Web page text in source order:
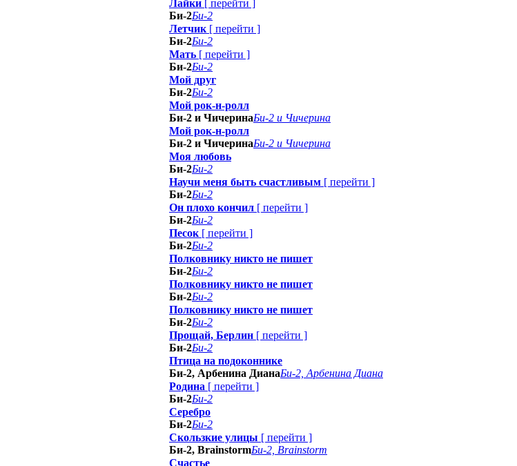
Лайки [ перейти ]
Би-2Би-2
Летчик [ перейти ]
Би-2Би-2
Мать [ перейти ]
Би-2Би-2
Мой друг
Би-2Би-2
Мой рок-н-ролл
Би-2 и ЧичеринаБи-2 и Чичерина
Мой рок-н-ролл
Би-2 и ЧичеринаБи-2 и Чичерина
Моя любовь
Би-2Би-2
Научи меня быть счастливым [ перейти ]
Би-2Би-2
Он плохо кончил [ перейти ]
Би-2Би-2
Песок [ перейти ]
Би-2Би-2
Полковнику никто не пишет
Би-2Би-2
Полковнику никто не пишет
Би-2Би-2
Полковнику никто не пишет
Би-2Би-2
Прощай, Берлин [ перейти ]
Би-2Би-2
Птица на подоконнике
Би-2, Арбенина ДианаБи-2, Арбенина Диана
Родина [ перейти ]
Би-2Би-2
Серебро
Би-2Би-2
Скользкие улицы [ перейти ]
Би-2, BrainstormБи-2, Brainstorm
Счастье